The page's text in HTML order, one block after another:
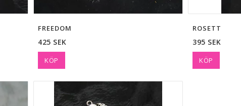
FREEDOM
425 SEK
KÖP
ROSETT
395 SEK
KÖP